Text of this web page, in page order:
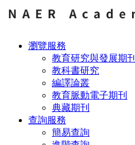
瀏覽服務
教育研究與發展期刊
教科書研究
編譯論叢
教育脈動電子期刊
典藏期刊
查詢服務
簡易查詢